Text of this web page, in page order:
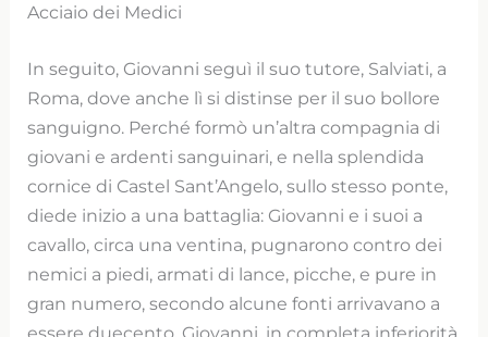
Acciaio dei Medici
In seguito, Giovanni seguì il suo tutore, Salviati, a
Roma, dove anche lì si distinse per il suo bollore
sanguigno. Perché formò un’altra compagnia di
giovani e ardenti sanguinari, e nella splendida
cornice di Castel Sant’Angelo, sullo stesso ponte,
diede inizio a una battaglia: Giovanni e i suoi a
cavallo, circa una ventina, pugnarono contro dei
nemici a piedi, armati di lance, picche, e pure in
gran numero, secondo alcune fonti arrivavano a
essere duecento. Giovanni, in completa inferiorità